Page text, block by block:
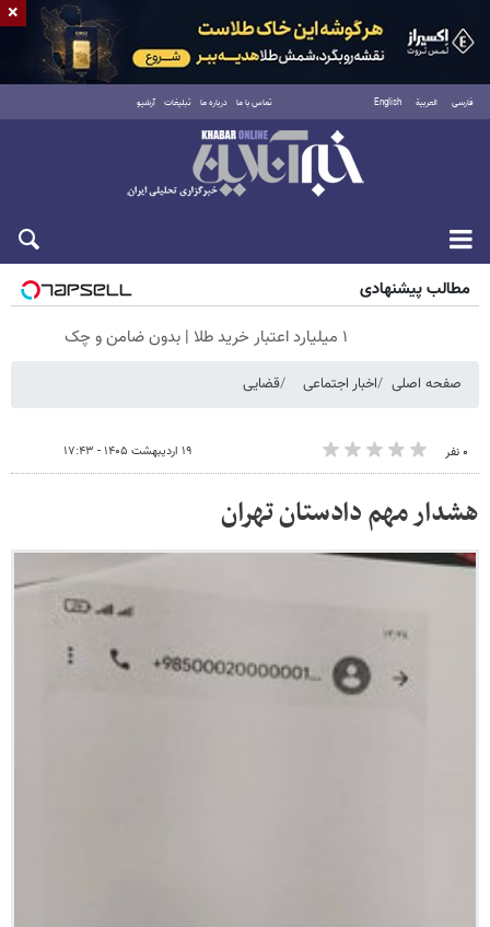
فارسی العربية English تماس با ما درباره ما تبلیغات آرشیو
جمعه ۱۶ مرداد ۱۴۰۵
مطالب پیشنهادی
۱ میلیارد اعتبار خرید طلا | بدون ضامن و چک
صفحه اصلی اخبار اجتماعی قضایی
۰ نفر ۱۹ اردیبهشت ۱۴۰۵ - ۱۷:۴۳
هشدار مهم دادستان تهران
×